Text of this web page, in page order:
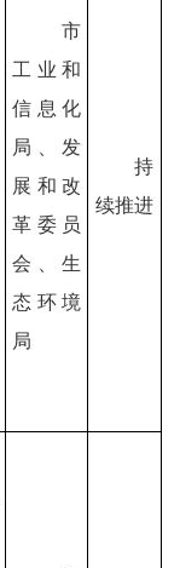
市
工业和
信息化
局
发
展和改
革委员
会
、生
态环境
局
持
续推进